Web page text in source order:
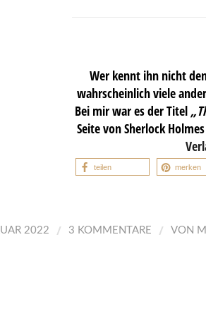
Wer kennt ihn nicht
wahrscheinlich viele
Bei mir war es der Titel „
Seite von Sherlock
teilen merken
2022 / 3 KOMMENTARE / VON